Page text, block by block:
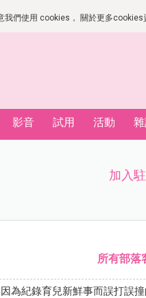
們使用 cookies， 關於更多cookies
影音 試用 活動
加入
所有部落
為紀錄育兒新鮮事而誤打誤